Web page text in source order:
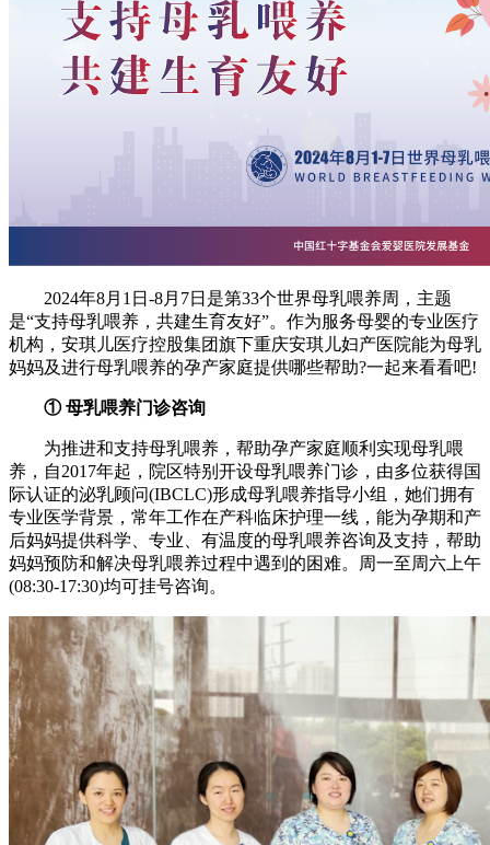
2024年8月1日-8月7日是第33个世界母乳喂养周，主题
是“支持母乳喂养，共建生育友好”。作为服务母婴的专业医疗
机构，安琪儿医疗控股集团旗下重庆安琪儿妇产医院能为母乳
妈妈及进行母乳喂养的孕产家庭提供哪些帮助?一起来看看吧!
① 母乳喂养门诊咨询
为推进和支持母乳喂养，帮助孕产家庭顺利实现母乳喂
养，自2017年起，院区特别开设母乳喂养门诊，由多位获得国
际认证的泌乳顾问(IBCLC)形成母乳喂养指导小组，她们拥有
专业医学背景，常年工作在产科临床护理一线，能为孕期和产
后妈妈提供科学、专业、有温度的母乳喂养咨询及支持，帮助
妈妈预防和解决母乳喂养过程中遇到的困难。周一至周六上午
(08:30-17:30)均可挂号咨询。